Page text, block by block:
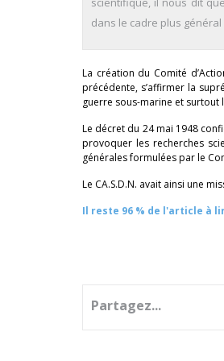
dans le cadre plus
La création du Comité
précédente, s’affirmer la
guerre sous-marine et
Le décret du 24 mai 1948
provoquer les recherches
générales formulées par le
Le CA.S.D.N. avait ainsi une
Il reste 96 % de l'article à
Partagez...